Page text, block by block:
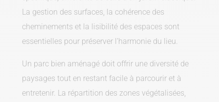
La gestion des surfaces, la cohérence des
cheminements et la lisibilité des espaces sont
essentielles pour préserver l’harmonie du lieu.
Un parc bien aménagé doit offrir une diversité de
paysages tout en restant facile à parcourir et à
entretenir. La répartition des zones végétalisées,